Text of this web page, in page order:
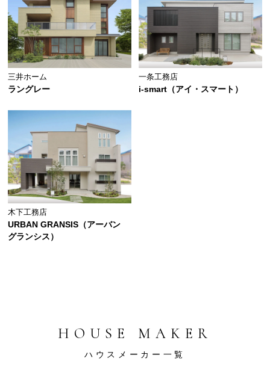
三井ホーム
ラングレー
一条工務店
i-smart（アイ・スマート）
木下工務店
URBAN GRANSIS（アーバン
グランシス）
HOUSE MAKER
ハウスメーカー一覧